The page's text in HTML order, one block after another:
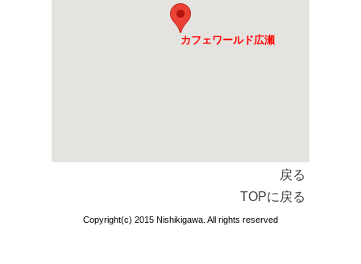
カフェワールド広瀬
戻る
TOPに戻る
Copyright(c) 2015 Nishikigawa. All rights reserved